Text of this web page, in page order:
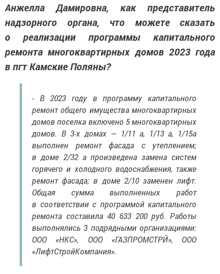
Анжелла Дамировна, как представитель
надзорного органа, что можете сказать
о реализации программы капитального
ремонта многоквартирных домов 2023 года
в пгт Камские Поляны?
- В 2023 году в программу капитального
ремонт общего имущества многоквартирных
домов поселка включено 5 многоквартирных
домов. В 3-х домах — 1/11 а, 1/13 а, 1/15а
выполнен ремонт фасада с утеплением;
в доме 2/32 а произведена замена систем
горячего и холодного водоснабжения, также
ремонт фасада; в доме 2/10 заменен лифт.
Общая сумма выполненных работ
в соответствии с программой капитального
ремонта составила 40 633 200 руб. Работы
выполнялись 3 подрядными организациями:
ООО «НКС», ООО «ГАЗПРОМСТРЙ», ООО
«ЛифтСтройКомпания».